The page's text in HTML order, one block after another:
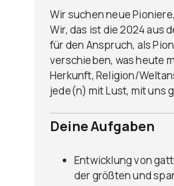
Wir suchen neue
Wir, das ist die 2024 aus
für den Anspruch, als
verschieben, was heute
Herkunft, Religion/
jede(n) mit Lust, mit uns
Deine Aufgaben
Entwicklung von
der größten und